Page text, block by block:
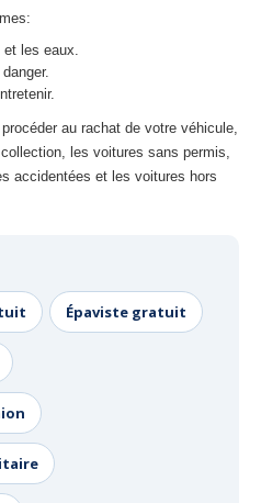
et les eaux.
au rachat de votre véhicule,
les voitures sans permis,
accidentées et les voitures hors
Épaviste gratuit